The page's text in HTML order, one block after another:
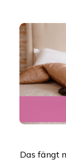
Das fängt